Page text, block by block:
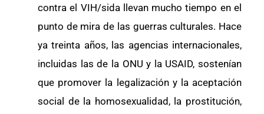
contra el VIH/sida llevan mucho tiempo en el
punto de mira de las guerras culturales. Hace
ya treinta años, las agencias internacionales,
incluidas las de la ONU y la USAID, sostenían
que promover la legalización y la aceptación
social de la homosexualidad, la prostitución,